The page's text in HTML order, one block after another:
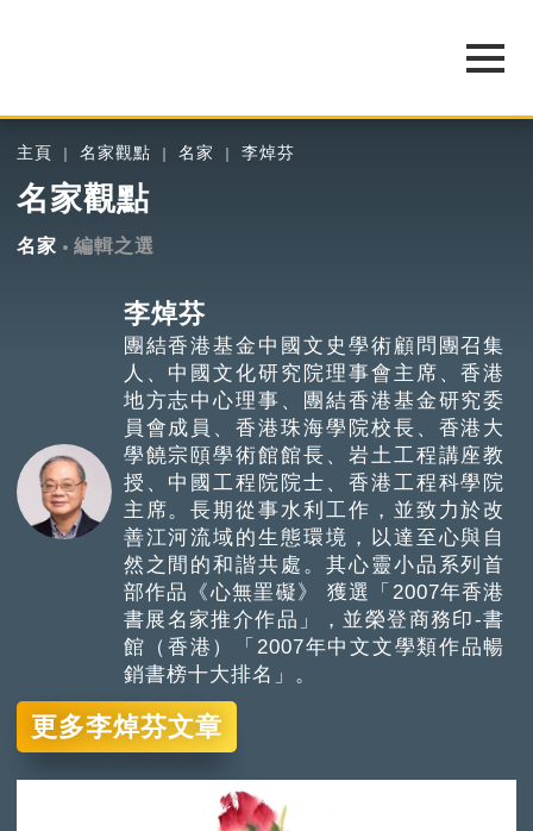
主頁 名家觀點 名家 李焯芬
名家觀點
名家 編輯之選
李焯芬
團結香港基金中國文史學術顧問團召集
人、中國文化研究院理事會主席、香港
地方志中心理事、團結香港基金研究委
員會成員、香港珠海學院校長、香港大
學饒宗頤學術館館長、岩土工程講座教
授、中國工程院院士、香港工程科學院
主席。長期從事水利工作，並致力於改
善江河流域的生態環境，以達至心與自
然之間的和諧共處。其心靈小品系列首
部作品《心無罣礙》 獲選「2007年香港
書展名家推介作品」，並榮登商務印-書
館（香港）「2007年中文文學類作品暢
銷書榜十大排名」。
更多李焯芬文章